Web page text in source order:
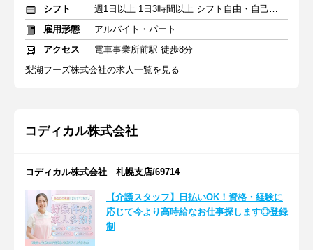
シフト
週1日以上 1日3時間以上 シフト自由・自己申告
雇用形態
アルバイト・パート
アクセス
電車事業所前駅 徒歩8分
梨湖フーズ株式会社の求人一覧を見る
コディカル株式会社
コディカル株式会社 札幌支店/69714
【介護スタッフ】日払いOK！資格・経験に
応じて今より高時給なお仕事探します◎登録
制